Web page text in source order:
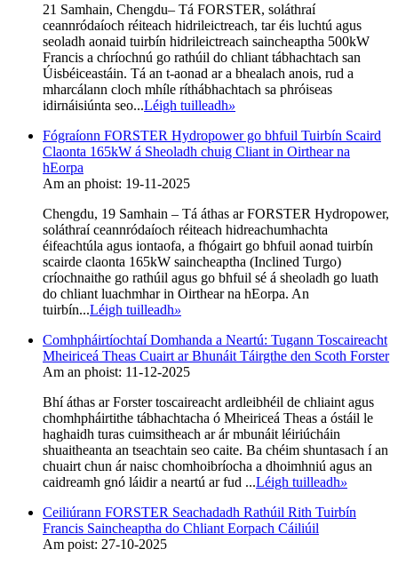
21 Samhain, Chengdu– Tá FORSTER, soláthraí
ceannródaíoch réiteach hidrileictreach, tar éis luchtú agus
seoladh aonaid tuirbín hidrileictreach saincheaptha 500kW
Francis a chríochnú go rathúil do chliant tábhachtach san
Úisbéiceastáin. Tá an t-aonad ar a bhealach anois, rud a
mharcálann cloch mhíle ríthábhachtach sa phróiseas
idirnáisiúnta seo...Léigh tuilleadh»
Fógraíonn FORSTER Hydropower go bhfuil Tuirbín Scaird
Claonta 165kW á Sheoladh chuig Cliant in Oirthear na
hEorpa
Am an phoist: 19-11-2025
Chengdu, 19 Samhain – Tá áthas ar FORSTER Hydropower,
soláthraí ceannródaíoch réiteach hidreachumhachta
éifeachtúla agus iontaofa, a fhógairt go bhfuil aonad tuirbín
scairde claonta 165kW saincheaptha (Inclined Turgo)
críochnaithe go rathúil agus go bhfuil sé á sheoladh go luath
do chliant luachmhar in Oirthear na hEorpa. An
tuirbín...Léigh tuilleadh»
Comhpháirtíochtaí Domhanda a Neartú: Tugann Toscaireacht
Mheiriceá Theas Cuairt ar Bhunáit Táirgthe den Scoth Forster
Am an phoist: 11-12-2025
Bhí áthas ar Forster toscaireacht ardleibhéil de chliaint agus
chomhpháirtithe tábhachtacha ó Mheiriceá Theas a óstáil le
haghaidh turas cuimsitheach ar ár mbunáit léiriúcháin
shuaitheanta an tseachtain seo caite. Ba chéim shuntasach í an
chuairt chun ár naisc chomhoibríocha a dhoimhniú agus an
caidreamh gnó láidir a neartú ar fud ...Léigh tuilleadh»
Ceiliúrann FORSTER Seachadadh Rathúil Rith Tuirbín
Francis Saincheaptha do Chliant Eorpach Cáiliúil
Am poist: 27-10-2025